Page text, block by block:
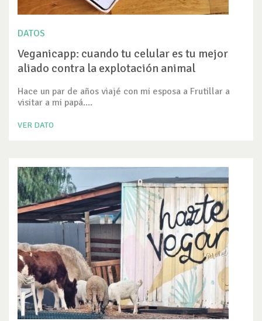
DATOS
Veganicapp: cuando tu celular es tu mejor
aliado contra la explotación animal
Hace un par de años viajé con mi esposa a Frutillar a
visitar a mi papá....
VER DATO